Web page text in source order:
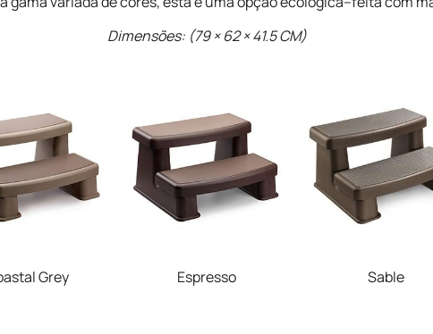
Dimensões: (79 × 62 × 41.5 CM)
Grey Espresso Sable